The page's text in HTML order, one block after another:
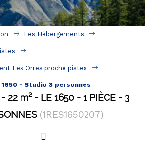
avec piscine
labellisés qualité
remontées mécaniques ( VTT,
- Chambres d'Hôtes & SPA
& BONS PLANS
LOCALISATION
Les Hébergements
Les Orres proche pistes
1650 - Studio 3 personnes
22 m² LE 1650 1 PIÈCE
3
(1RES1650207)